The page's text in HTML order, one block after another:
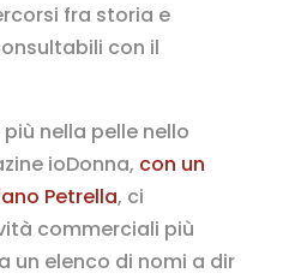
fra storia e
con il
nella pelle nello
ioDonna, con un
Petrella, ci
commerciali più
un elenco di nomi a dir